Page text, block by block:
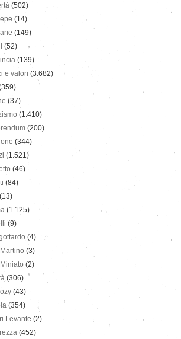
(502)
(14)
(149)
(52)
(139)
e valori (3.682)
(37)
(1.410)
(200)
(344)
(1.521)
(46)
(84)
(13)
(1.125)
(9)
(4)
(3)
(2)
(306)
(43)
(354)
Levante (2)
(452)